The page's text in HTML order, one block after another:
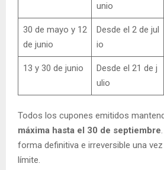
unio
30 de mayo y 12
de junio
Desde el 2 de jul
io
13 y 30 de junio
Desde el 21 de j
ulio
Todos los cupones emitidos
máxima hasta el 30 de septiembre
forma definitiva e irreversible una
límite.